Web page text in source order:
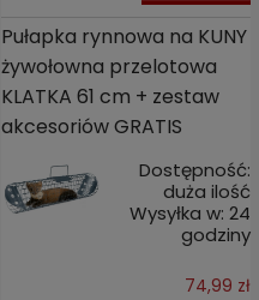
Pułapka rynnowa na KUNY
żywołowna przelotowa
KLATKA 61 cm + zestaw
akcesoriów GRATIS
Dostępność:
duża ilość
Wysyłka w: 24
godziny
74,99 zł